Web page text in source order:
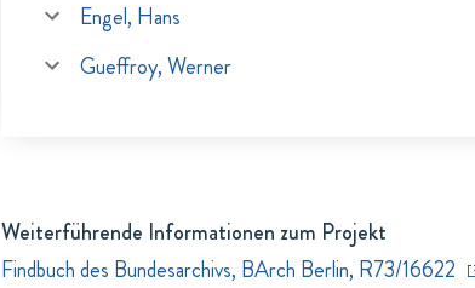
Engel, Hans
Gueffroy, Werner
Weiterführende Informationen zum Projekt
Findbuch des Bundesarchivs, BArch Berlin, R73/16622